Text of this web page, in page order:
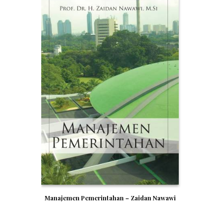
Manajemen Pemerintahan – Zaidan Nawawi